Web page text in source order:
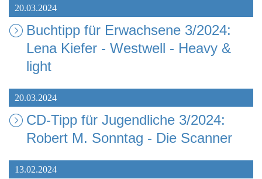
20.03.2024
Buchtipp für Erwachsene 3/2024:
Lena Kiefer - Westwell - Heavy &
light
20.03.2024
CD-Tipp für Jugendliche 3/2024:
Robert M. Sonntag - Die Scanner
13.02.2024